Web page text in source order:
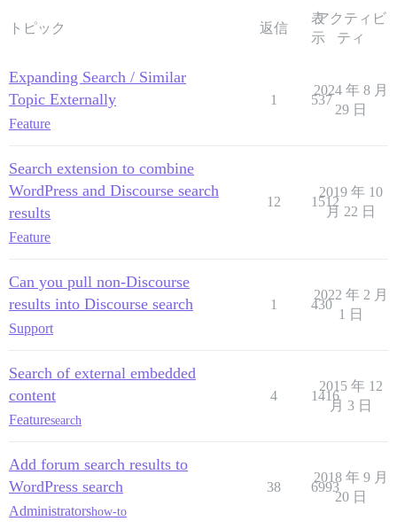
トピック 返信
表
示
アクティビ
ティ
Expanding Search / Similar
Topic Externally
Feature
1 537
2024 年 8 月
29 日
Search extension to combine
WordPress and Discourse search
results
Feature
12 1512
2019 年 10
月 22 日
Can you pull non-Discourse
results into Discourse search
Support
1 430
2022 年 2 月
1 日
Search of external embedded
content
Featuresearch
4 1416
2015 年 12
月 3 日
Add forum search results to
WordPress search
Administratorshow-to
38 6993
2018 年 9 月
20 日